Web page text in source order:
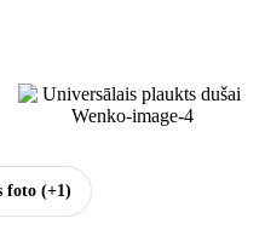
foto(+1)